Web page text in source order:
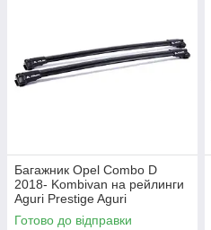
Багажник Opel Combo D
2018- Kombivan на рейлинги
Aguri Prestige Aguri
Готово до відправки